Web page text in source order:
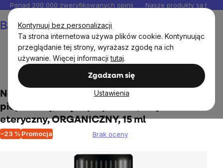
Kontynuuj bez personalizacji
Ta strona internetowa używa plików cookie. Kontynuując
przeglądanie tej strony, wyrażasz zgodę na ich
używanie. Więcej informacjitutaj.
Zgadzam się
Ustawienia
Przejść
do
treści
Ponad 200 000 zweryfikowanych opinii Nasze produkty są
Vegan
Nature's Answer Olejek eteryczny z mięty
pieprzowej, Mięta pieprzowa, olejek
eteryczny, ORGANICZNY, 15 ml
–23 % Promocja
Średnia
produktu
Brak oceny